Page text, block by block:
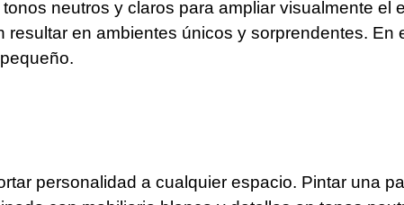
neutros y claros para ampliar visualmente el
en ambientes únicos y sorprendentes. En
personalidad a cualquier espacio. Pintar una